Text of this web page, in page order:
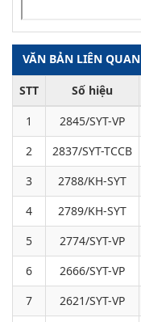
VĂN BẢN LIÊN QUAN
STT Số hiệu
1
2845/SYT-VP
2
2837/SYT-TCCB
3
2788/KH-SYT
4
2789/KH-SYT
5
2774/SYT-VP
6
2666/SYT-VP
7
2621/SYT-VP